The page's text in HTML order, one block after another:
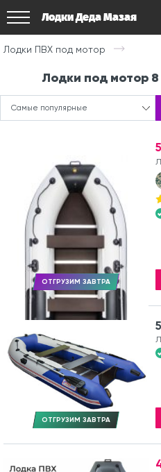
Лодки Деда Мазая
Лодки ПВХ под мотор
Лодки под мотор 8
Самые популярные
ОТГРУЗИМ ЗАВТРА
ОТГРУЗИМ ЗАВТРА